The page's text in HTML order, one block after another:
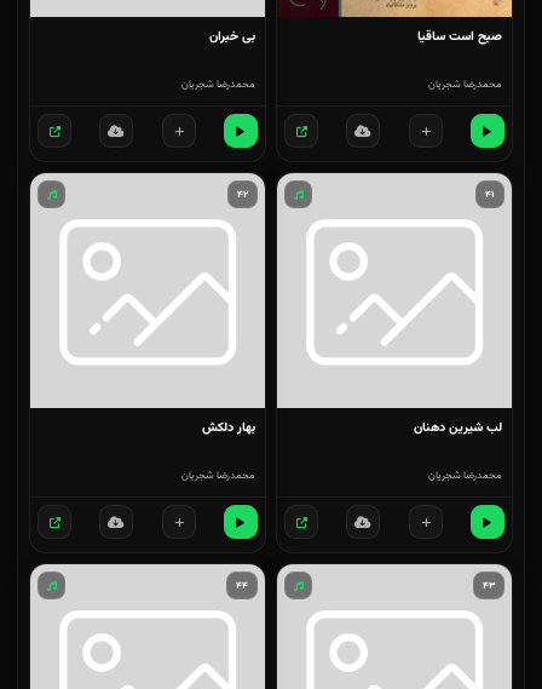
صبح است ساقیا
محمدرضا شجریان
بی خبران
محمدرضا شجریان
۴۱
لب شیرین دهنان
محمدرضا شجریان
۴۲
بهار دلکش
محمدرضا شجریان
۴۳ ۴۴